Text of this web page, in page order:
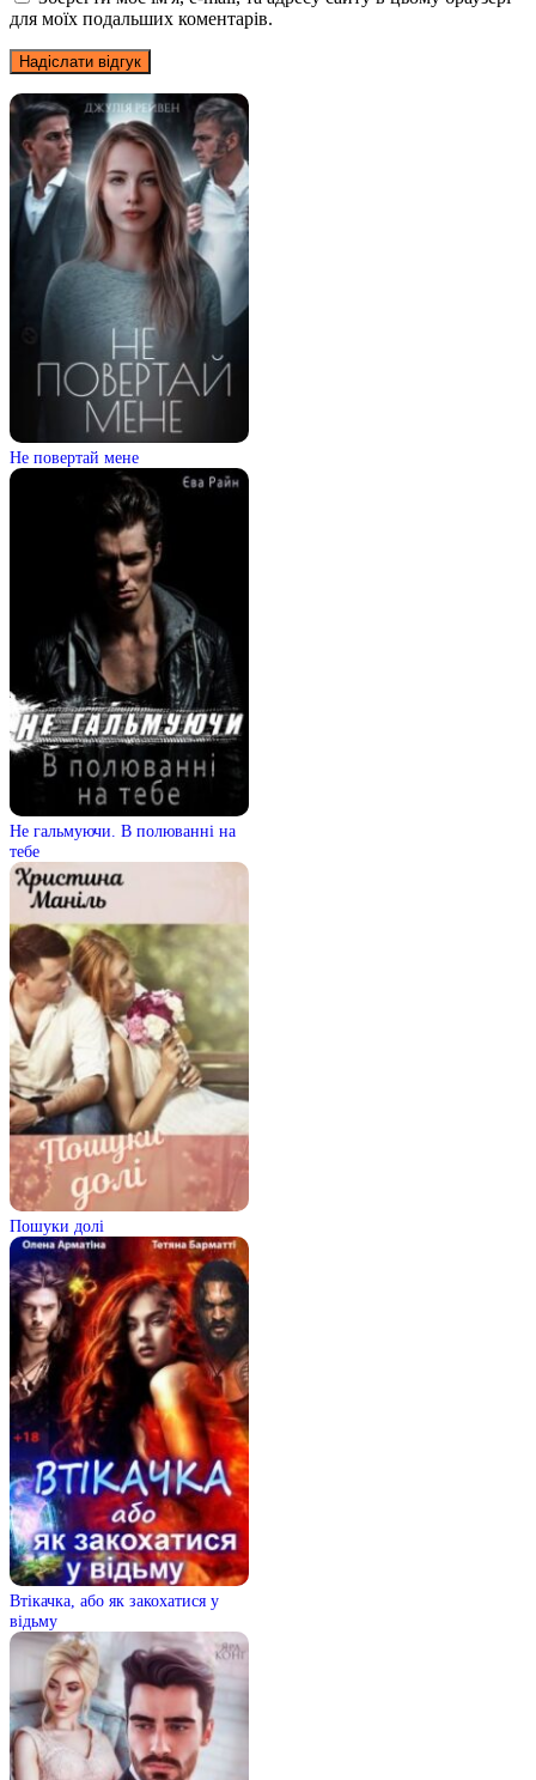
для моїх подальших коментарів.
Не повертай мене
Не гальмуючи. В полюванні на
тебе
Пошуки долі
Втікачка, або як закохатися у
відьму